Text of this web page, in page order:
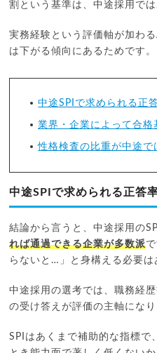
割という基準は、中途採用では
実務経験という評価軸が加わ
は下がる傾向にあるためです。
中途SPIで求められる正
業界・企業によって合格
性格検査の比重が中途で
中途SPIで求められる正答
結論から言うと、中途採用の
れば通過できる企業が多数派
らないと…」と身構える必要は
中途採用の選考では、職務経
の受け答えが評価の主軸になり
SPIはあくまで補助的な指標で